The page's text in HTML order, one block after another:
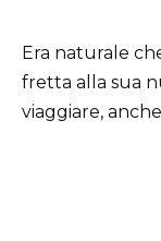
Era naturale
fretta alla sua
viaggiare,